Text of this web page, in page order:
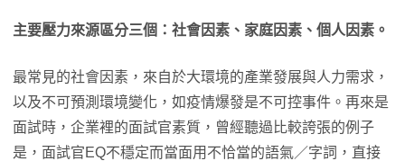
主要壓力來源區分三個：社會因素、家庭因素、個人因素。
最常見的社會因素，來自於大環境的產業發展與人力需求，
以及不可預測環境變化，如疫情爆發是不可控事件。再來是
面試時，企業裡的面試官素質，曾經聽過比較誇張的例子
是，面試官EQ不穩定而當面用不恰當的語氣／字詞，直接